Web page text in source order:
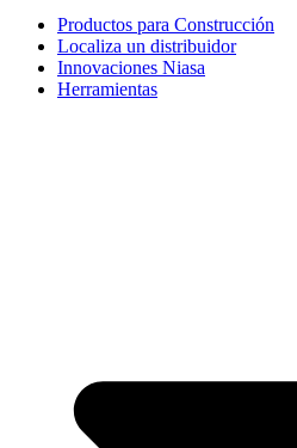
Productos para Construcción
Localiza un distribuidor
Innovaciones Niasa
Herramientas